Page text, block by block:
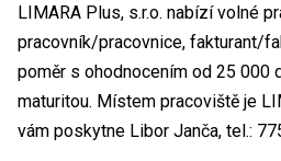
LIMARA Plus, s.r.o. nabízí volné
pracovník/pracovnice, fakturant/
poměr s ohodnocením od 25 000
maturitou. Místem pracoviště je
vám poskytne Libor Janča, tel.: